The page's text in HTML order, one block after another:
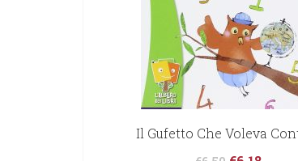
Il Gufetto Che Voleva